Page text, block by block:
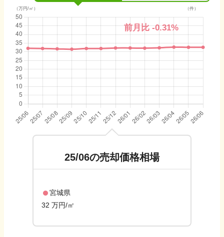
（万円/㎡） （件）
前月比-0.31%
25/06の売却価格相場
宮城県
32 万円/㎡